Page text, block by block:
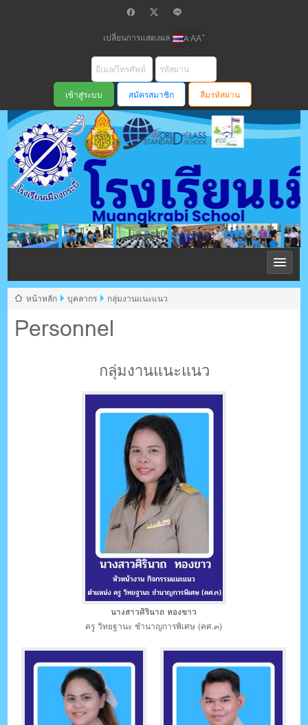
เปลี่ยนการแสดงผล A-AA+
สมัครสมาชิก ลืมรหัสผ่าน
โรงเรียนเมือง
กระบี่ สพม
ตรัง กระบี่
ระบบบริหารจัดการเว็บไซต์ (CMS) ด้วย Ajax โดยคนไทย
Personnel
หน้าหลัก บุคลากร กลุ่มงานแนะแนว
กลุ่มงานแนะแนว
นางสาวศิรินาถ ทองขาว
ครู วิทยฐานะ ชำนาญการพิเศษ (คศ.๓)